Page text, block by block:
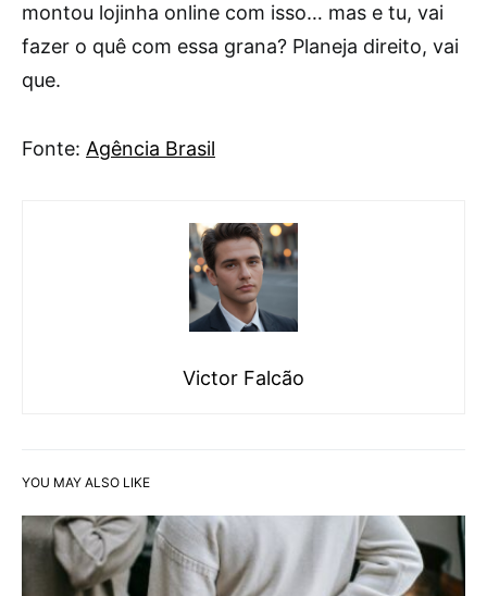
montou lojinha online com isso… mas e tu, vai
fazer o quê com essa grana? Planeja direito, vai
que.
Fonte: Agência Brasil
Victor Falcão
YOU MAY ALSO LIKE